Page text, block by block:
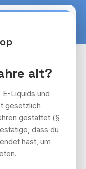
alt?
E-Liquids und
gesetzlich
gestattet (§
dass du
hast, um